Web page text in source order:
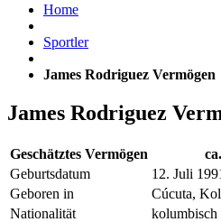
Home
Sportler
James Rodriguez Vermögen
James Rodriguez
Geschätztes Vermögen
Geburtsdatum
12. Juli
Geboren in
Cúcuta,
Nationalität
kolumbisch